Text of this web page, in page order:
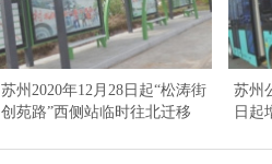
苏州2020年12月28日起“松涛街
创苑路”西侧站临时往北迁移
苏州
日起